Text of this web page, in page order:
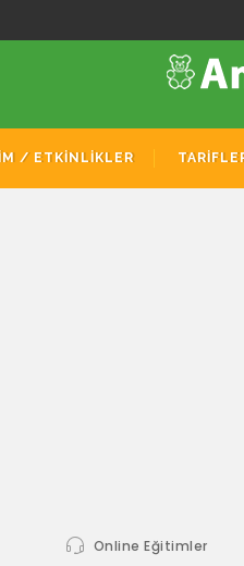
/ ETKİNLİKLER
Online Eğitimler